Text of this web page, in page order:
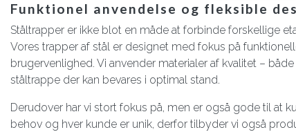
Funktionel anvendelse og fleksible
Ståltrapper er ikke blot en måde at forbinde forskellige
Vores trapper af stål er designet med fokus på
brugervenlighed. Vi anvender materialer af kvalitet –
ståltrappe der kan bevares i optimal stand.
Derudover har vi stort fokus på, men er også gode til at
behov og hver kunde er unik, derfor tilbyder vi også